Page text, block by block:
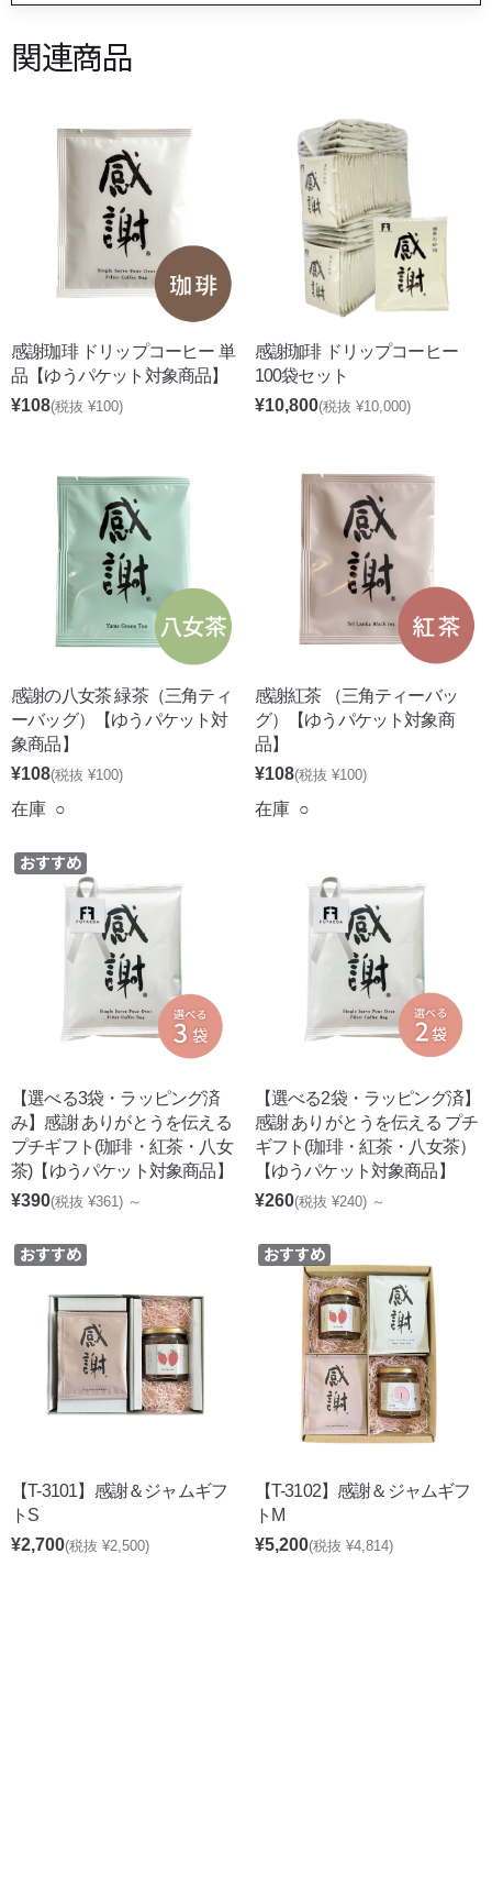
関連商品
感謝珈琲 ドリップコーヒー 単
品【ゆうパケット対象商品】
¥108(税抜 ¥100)
感謝珈琲 ドリップコーヒー
100袋セット
¥10,800(税抜 ¥10,000)
感謝の八女茶 緑茶（三角ティ
ーバッグ）【ゆうパケット対
象商品】
¥108(税抜 ¥100)
在庫 ○
感謝紅茶 （三角ティーバッ
グ）【ゆうパケット対象商
品】
¥108(税抜 ¥100)
在庫 ○
【選べる3袋・ラッピング済
み】感謝 ありがとうを伝える
プチギフト(珈琲・紅茶・八女
茶)【ゆうパケット対象商品】
¥390(税抜 ¥361) ～
【選べる2袋・ラッピング済】
感謝 ありがとうを伝える プチ
ギフト(珈琲・紅茶・八女茶）
【ゆうパケット対象商品】
¥260(税抜 ¥240) ～
【T-3101】感謝＆ジャムギフ
トS
¥2,700(税抜 ¥2,500)
【T-3102】感謝＆ジャムギフ
トM
¥5,200(税抜 ¥4,814)